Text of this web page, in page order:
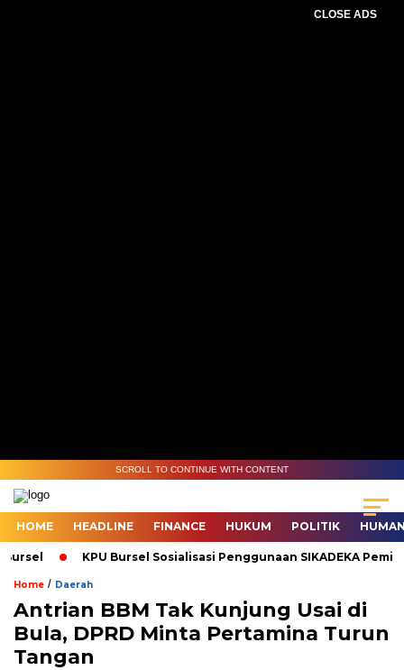
CLOSE ADS
SCROLL TO CONTINUE WITH CONTENT
HOME HEADLINE FINANCE HUKUM POLITIK
KPU Bursel Sosialisasi Penggunaan SIKADEKA Pemilu
Home / Daerah
Antrian BBM Tak Kunjung Usai di
Bula, DPRD Minta Pertamina Turun
Tangan